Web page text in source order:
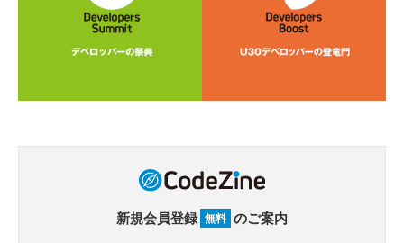
新規会員登録 無料 のご案内